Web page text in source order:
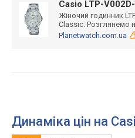
Casio LTP-
Жіночий годинник
Classic. Розглянемо
Planetwatch.com.ua
Динаміка цін на